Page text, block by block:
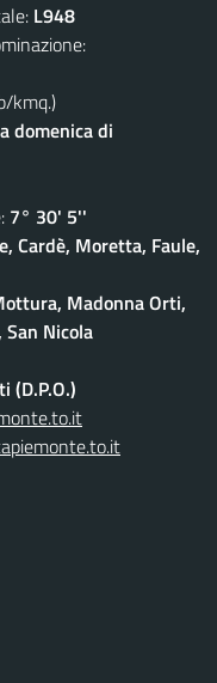
L948
kmq.)
domenica di
7° 30' 5''
Cardè, Moretta, Faule,
Madonna Orti,
San Nicola
(D.P.O.)